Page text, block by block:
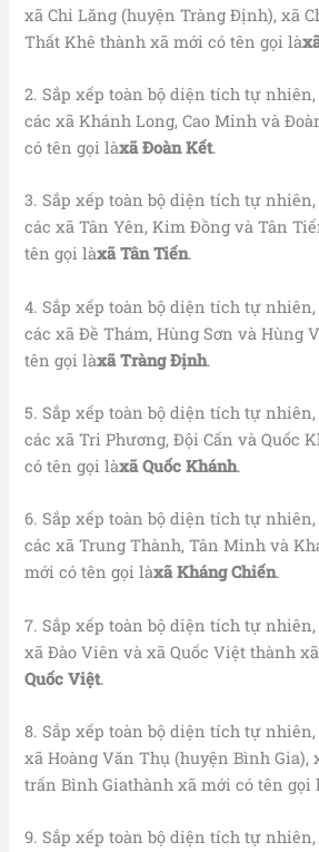
xã Chi Lăng (huyện Tràng Định), xã
Thất Khê thành xã mới có tên gọi là
2. Sắp xếp toàn bộ diện tích tự
các xã Khánh Long, Cao Minh và
có tên gọi làxã Đoàn Kết.
3. Sắp xếp toàn bộ diện tích tự
các xã Tân Yên, Kim Đồng và Tân
tên gọi làxã Tân Tiến.
4. Sắp xếp toàn bộ diện tích tự nhiên,
các xã Đề Thám, Hùng Sơn và Hùng
tên gọi làxã Tràng Định.
5. Sắp xếp toàn bộ diện tích tự
các xã Tri Phương, Đội Cấn và Quốc
có tên gọi làxã Quốc Khánh.
6. Sắp xếp toàn bộ diện tích tự
các xã Trung Thành, Tân Minh và
mới có tên gọi làxã Kháng Chiến.
7. Sắp xếp toàn bộ diện tích tự nhiên,
xã Đào Viên và xã Quốc Việt thành
Quốc Việt.
8. Sắp xếp toàn bộ diện tích tự
xã Hoàng Văn Thụ (huyện Bình Gia),
trấn Bình Giathành xã mới có tên gọi
9. Sắp xếp toàn bộ diện tích tự